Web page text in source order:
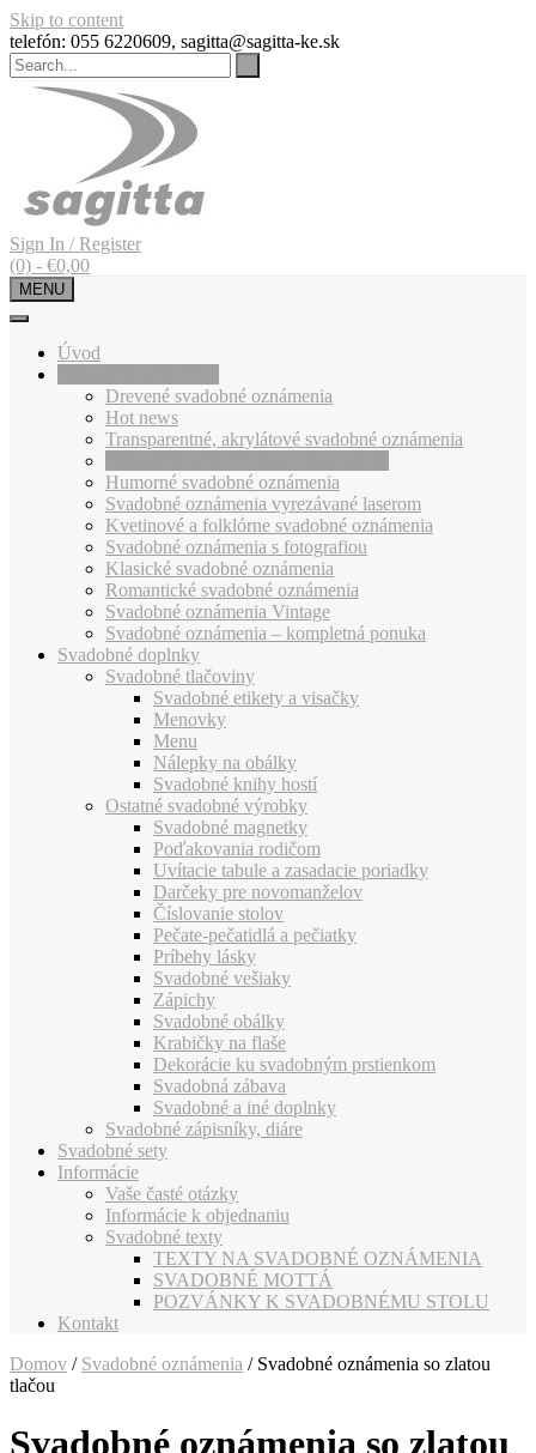
Skip to content
telefón: 055 6220609, sagitta@sagitta-ke.sk
Sign In / Register
(0) - €0,00
MENU
Úvod
Drevené svadobné oznámenia
Hot news
Transparentné, akrylátové svadobné oznámenia
Humorné svadobné oznámenia
Svadobné oznámenia vyrezávané laserom
Kvetinové a folklórne svadobné oznámenia
Svadobné oznámenia s fotografiou
Klasické svadobné oznámenia
Romantické svadobné oznámenia
Svadobné oznámenia Vintage
Svadobné oznámenia – kompletná ponuka
Svadobné doplnky
Svadobné tlačoviny
Svadobné etikety a visačky
Menovky
Menu
Nálepky na obálky
Svadobné knihy hostí
Ostatné svadobné výrobky
Svadobné magnetky
Poďakovania rodičom
Uvítacie tabule a zasadacie poriadky
Darčeky pre novomanželov
Číslovanie stolov
Pečate-pečatidlá a pečiatky
Príbehy lásky
Svadobné vešiaky
Zápichy
Svadobné obálky
Krabičky na flaše
Dekorácie ku svadobným prstienkom
Svadobná zábava
Svadobné a iné doplnky
Svadobné zápisníky, diáre
Svadobné sety
Informácie
Vaše časté otázky
Informácie k objednaniu
Svadobné texty
TEXTY NA SVADOBNÉ OZNÁMENIA
SVADOBNÉ MOTTÁ
POZVÁNKY K SVADOBNÉMU STOLU
Kontakt
Domov / Svadobné oznámenia / Svadobné oznámenia so zlatou
tlačou
Svadobné oznámenia so zlatou